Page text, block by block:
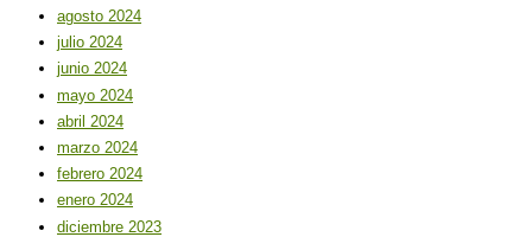
agosto 2024
julio 2024
junio 2024
mayo 2024
abril 2024
marzo 2024
febrero 2024
enero 2024
diciembre 2023